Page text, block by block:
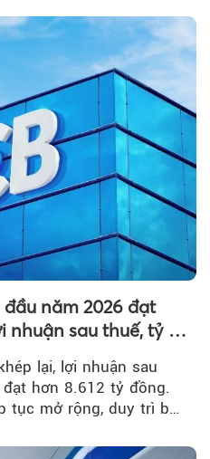
năm 2026 đạt
nhuận sau thuế, tỷ lệ
lại, lợi nhuận sau
hơn 8.612 tỷ đồng.
tục mở rộng, duy trì bộ